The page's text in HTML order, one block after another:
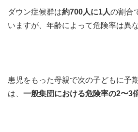
ダウン症候群は約700人に1人の割合
いますが、年齢によって危険率は異
患児をもった母親で次の子どもに予
は、 一般集団における危険率の2〜3